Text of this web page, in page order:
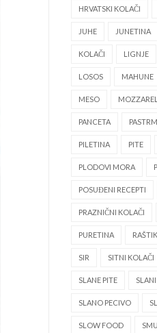
HRVATSKI KOLAČI
JUHE JUNETINA
KOLAČI LIGNJE
LOSOS MAHUNE
MESO
PANCETA
PILETINA PITE
PLODOVI MORA
POSUĐENI RECEPTI
PRAZNIČNI KOLAČI
PURETINA
SIR SITNI KOLAČI
SLANE PITE
SLANO PECIVO
SLOW FOOD